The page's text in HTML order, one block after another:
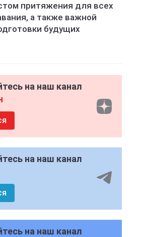
притяжения для всех
а также важной
будущих
на наш канал
на наш канал
на наш канал